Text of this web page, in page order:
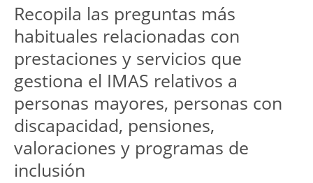
Recopila las preguntas más
habituales relacionadas con
prestaciones y servicios que
gestiona el IMAS relativos a
personas mayores, personas con
discapacidad, pensiones,
valoraciones y programas de
inclusión